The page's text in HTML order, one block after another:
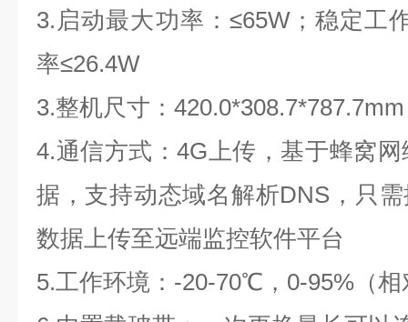
3.启动最大功率：≤65W；稳定工
率≤26.4W
3.整机尺寸：420.0*308.7*787.7mm
4.通信方式：4G上传，基于蜂窝
据，支持动态域名解析DNS，只
数据上传至远端监控软件平台
5.工作环境：-20-70℃，0-95%（